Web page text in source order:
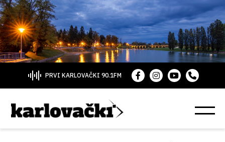
PRVI KARLOVAČKI 90.1FM